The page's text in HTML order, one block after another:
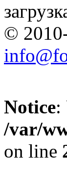
©
Notice:
/var/
on line